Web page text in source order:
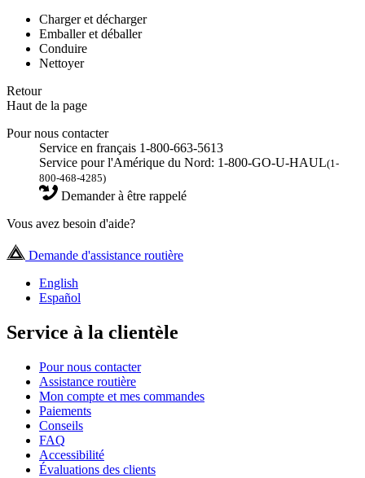
Charger et décharger
Emballer et déballer
Conduire
Nettoyer
Retour
Haut de la page
Pour nous contacter
Service en français 1-800-663-5613
Service pour l'Amérique du Nord: 1-800-GO-U-HAUL(1-
800-468-4285)
Demander à être rappelé
Vous avez besoin d'aide?
Demande d'assistance routière
English
Español
Service à la clientèle
Pour nous contacter
Assistance routière
Mon compte et mes commandes
Paiements
Conseils
FAQ
Accessibilité
Évaluations des clients